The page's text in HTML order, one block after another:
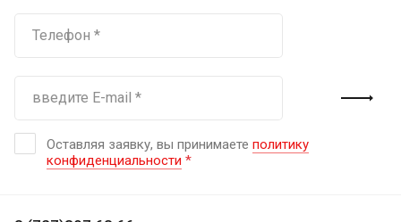
Оставляя заявку, вы принимаете политику
конфиденциальности *